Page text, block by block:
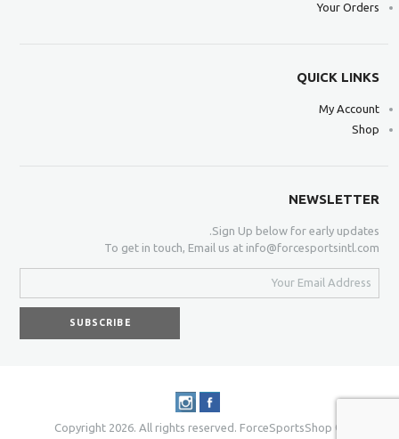
Your Orders
QUICK LINKS
My Account
Shop
NEWSLETTER
Sign Up below for early updates.
To get in touch, Email us at info@forcesportsintl.com
© Copyright 2026. All rights reserved. ForceSportsShop